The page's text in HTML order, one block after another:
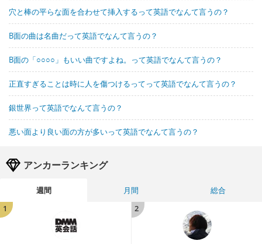
穴と棒の平らな面を合わせて挿入するって英語でなんて言うの？
B面の曲は名曲だって英語でなんて言うの？
B面の「○○○○」もいい曲ですよね。って英語でなんて言うの？
正直すぎることは時に人を傷つけるってって英語でなんて言うの？
銀世界って英語でなんて言うの？
悪い面より良い面の方が多いって英語でなんて言うの？
アンカーランキング
週間 月間
総合
1
2